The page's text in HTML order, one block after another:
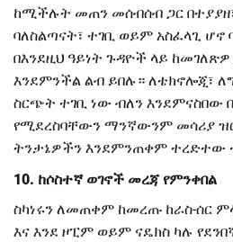
ከሚችሉት መጠን መሰብሰብ ጋር
ባለስልጣናት፣ ተገቢ ወይም አስፈላጊ ሆኖ
በእንደዚህ ዓይነት ጉዳዮች ላይ
እንደምንችል ልብ ይበሉ። ለቴክኖሎጂ፣
ስርጭት ተገቢ ነው ብለን
የሚደረስባቸውን ማንኛውንም መሳሪያ
ትንታኔዎችን እንደምንጠቀም ተረድተው
10. ከሶስተኛ ወገኖች መረጃ የምንቀበል
ስካነሩን ለመጠቀም ከመረጡ ከራስ-ሰር
እና እንደ ዞፒም ወይም ናዴክስ ካሉ